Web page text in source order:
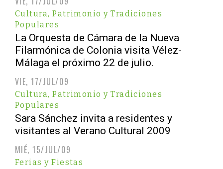
Cultura, Patrimonio y Tradiciones
Populares
La Orquesta de Cámara de la Nueva
Filarmónica de Colonia visita Vélez-
Málaga el próximo 22 de julio.
VIE, 17/JUL/09
Cultura, Patrimonio y Tradiciones
Populares
Sara Sánchez invita a residentes y
visitantes al Verano Cultural 2009
MIÉ, 15/JUL/09
Ferias y Fiestas